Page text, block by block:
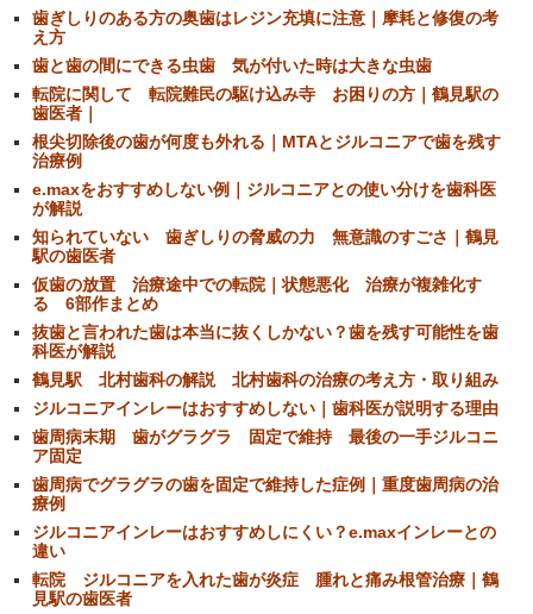
歯ぎしりのある方の奥歯はレジン充填に注意｜摩耗と修復の考
え方
歯と歯の間にできる虫歯 気が付いた時は大きな虫歯
転院に関して 転院難民の駆け込み寺 お困りの方｜鶴見駅の
歯医者｜
根尖切除後の歯が何度も外れる｜MTAとジルコニアで歯を残す
治療例
e.maxをおすすめしない例｜ジルコニアとの使い分けを歯科医
が解説
知られていない 歯ぎしりの脅威の力 無意識のすごさ｜鶴見
駅の歯医者
仮歯の放置 治療途中での転院｜状態悪化 治療が複雑化す
る 6部作まとめ
抜歯と言われた歯は本当に抜くしかない？歯を残す可能性を歯
科医が解説
鶴見駅 北村歯科の解説 北村歯科の治療の考え方・取り組み
ジルコニアインレーはおすすめしない｜歯科医が説明する理由
歯周病末期 歯がグラグラ 固定で維持 最後の一手ジルコニ
ア固定
歯周病でグラグラの歯を固定で維持した症例｜重度歯周病の治
療例
ジルコニアインレーはおすすめしにくい？e.maxインレーとの
違い
転院 ジルコニアを入れた歯が炎症 腫れと痛み根管治療｜鶴
見駅の歯医者